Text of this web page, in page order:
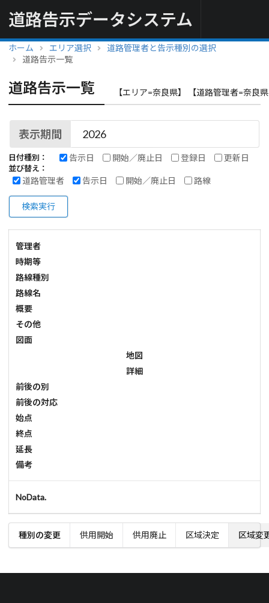
道路告示データシステム
ホーム エリア選択
道路管理者と告示種別の選択
道路告示一覧
道路告示一覧 【エリア=奈良県】 【道路管理者=奈良
表示期間
日付種別： 告示日 開始／廃止日 登録日 更新日
並び替え：
道路管理者 告示日 開始／廃止日 路線
検索実行
管理者
時期等
路線種別
路線名
概要
その他
図面
地図
詳細
前後の別
前後の対応
始点
終点
延長
備考
NoData.
種別の変更 供用開始 供用廃止 区域決定 区域変